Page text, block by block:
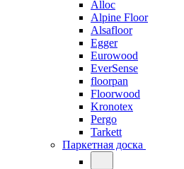
Alloc
Alpine Floor
Alsafloor
Egger
Eurowood
EverSense
floorpan
Floorwood
Kronotex
Pergo
Tarkett
Паркетная доска